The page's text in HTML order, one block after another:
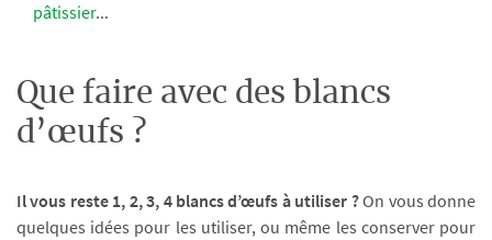
pâtissier...
Que faire avec des blancs
d’œufs ?
Il vous reste 1, 2, 3, 4 blancs d’œufs à utiliser ?On vous donne
quelques idées pour les utiliser, ou même les conserver pour